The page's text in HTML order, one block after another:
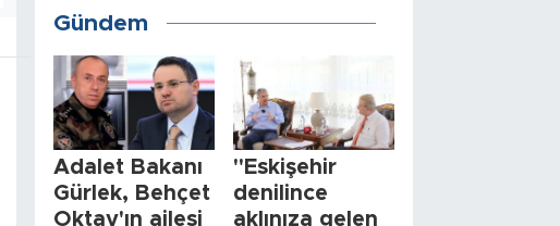
Gündem
Adalet Bakanı
Gürlek, Behçet
Oktay'ın ailesi
"Eskişehir
denilince
aklınıza gelen